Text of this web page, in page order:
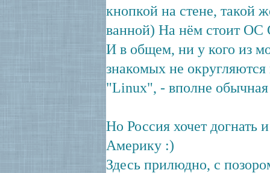
кнопкой на стене, такой
ванной) На нём стоит ОС
И в общем, ни у кого из
знакомых не округляются
"Linux", - вполне
Но Россия хочет догнать
Америку :)
Здесь прилюдно, с